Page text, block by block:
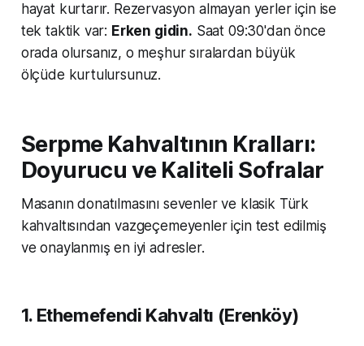
hayat kurtarır. Rezervasyon almayan yerler için ise
tek taktik var: Erken gidin. Saat 09:30'dan önce
orada olursanız, o meşhur sıralardan büyük
ölçüde kurtulursunuz.
Serpme Kahvaltının Kralları:
Doyurucu ve Kaliteli Sofralar
Masanın donatılmasını sevenler ve klasik Türk
kahvaltısından vazgeçemeyenler için test edilmiş
ve onaylanmış en iyi adresler.
1. Ethemefendi Kahvaltı (Erenköy)